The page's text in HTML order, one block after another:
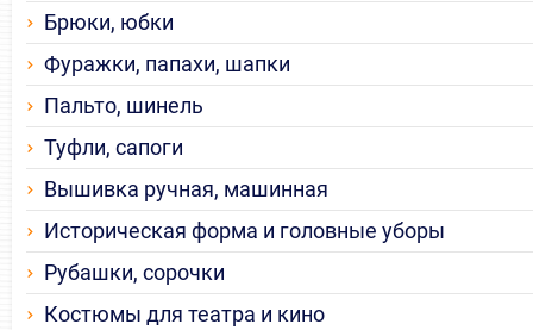
Брюки, юбки
Фуражки, папахи, шапки
Пальто, шинель
Туфли, сапоги
Вышивка ручная, машинная
Историческая форма и головные уборы
Рубашки, сорочки
Костюмы для театра и кино